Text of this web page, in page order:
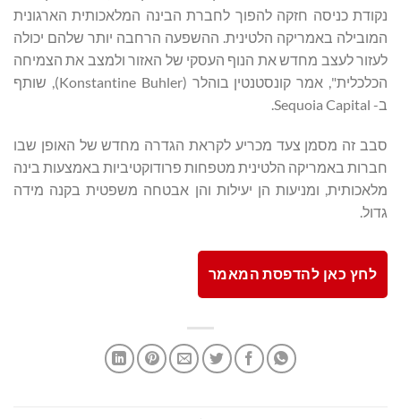
נקודת כניסה חזקה להפוך לחברת הבינה המלאכותית הארגונית
המובילה באמריקה הלטינית. ההשפעה הרחבה יותר שלהם יכולה
לעזור לעצב מחדש את הנוף העסקי של האזור ולמצב את הצמיחה
הכלכלית", אמר קונסטנטין בוהלר (Konstantine Buhler), שותף
ב- Sequoia Capital.
סבב זה מסמן צעד מכריע לקראת הגדרה מחדש של האופן שבו
חברות באמריקה הלטינית מטפחות פרודוקטיביות באמצעות בינה
מלאכותית, ומניעות הן יעילות והן אבטחה משפטית בקנה מידה
גדול.
לחץ כאן להדפסת המאמר